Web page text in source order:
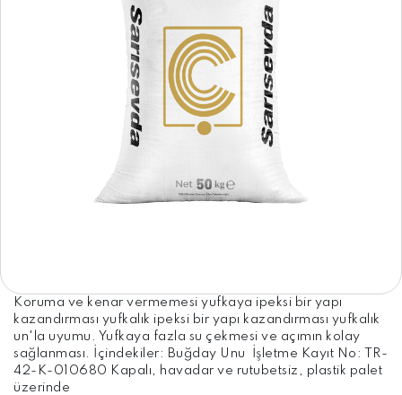
Koruma ve kenar vermemesi yufkaya ipeksi bir yapı
kazandırması yufkalık ipeksi bir yapı kazandırması yufkalık
un'la uyumu. Yufkaya fazla su çekmesi ve açımın kolay
sağlanması. İçindekiler: Buğday Unu İşletme Kayıt No: TR-
42-K-010680 Kapalı, havadar ve rutubetsiz, plastik palet
üzerinde